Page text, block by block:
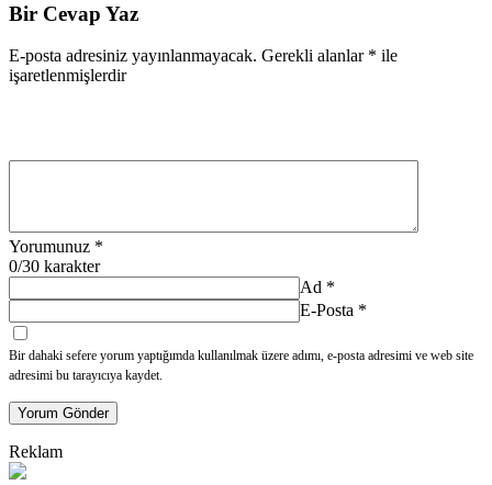
Bir Cevap Yaz
E-posta adresiniz yayınlanmayacak. Gerekli alanlar * ile
işaretlenmişlerdir
Yorumunuz *
0/30 karakter
Ad *
E-Posta *
Bir dahaki sefere yorum yaptığımda kullanılmak üzere adımı, e-posta adresimi ve web site
adresimi bu tarayıcıya kaydet.
Yorum Gönder
Reklam